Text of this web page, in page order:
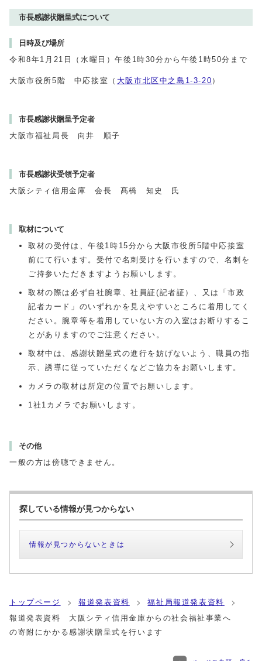
市長感謝状贈呈式について
日時及び場所
令和8年1月21日（水曜日）午後1時30分から午後1時50分まで
大阪市役所5階 中応接室（ 大阪市北区中之島1-3-20 ）
市長感謝状贈呈予定者
大阪市福祉局長 向井 順子
市長感謝状受領予定者
大阪シティ信用金庫 会長 髙橋 知史 氏
取材について
取材の受付は、午後1時15分から大阪市役所5階中応接室
前にて行います。受付で名刺受けを行いますので、名刺を
ご持参いただきますようお願いします。
取材の際は必ず自社腕章、社員証(記者証）、又は「市政
記者カード」のいずれかを見えやすいところに着用してく
ださい。腕章等を着用していない方の入室はお断りするこ
とがありますのでご注意ください。
取材中は、感謝状贈呈式の進行を妨げないよう、職員の指
示、誘導に従っていただくなどご協力をお願いします。
カメラの取材は所定の位置でお願いします。
1社1カメラでお願いします。
その他
一般の方は傍聴できません。
探している情報が見つからない
情報が見つからないときは
トップページ 報道発表資料
福祉局報道発表資料
報道発表資料 大阪シティ信用金庫からの社会福祉事業へ
の寄附にかかる感謝状贈呈式を行います